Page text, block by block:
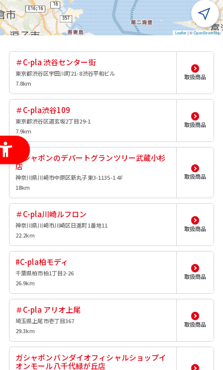
Leaflet |©OpenStreetMap
＃C-pla 渋谷センター街
東京都渋谷区宇田川町21-8渋谷平和ビル
7.8km
取扱商品
＃C-pla渋谷109
東京都渋谷区道玄坂2丁目29-1
7.9km
取扱商品
ガシャポンのデパートグランツリー武蔵小杉
店
神奈川県川崎市中原区新丸子東3-1135-1 4F
18km
取扱商品
＃C-pla川崎ルフロン
神奈川県川崎市川崎区日進町1番地11
22.2km
取扱商品
#C-pla柏モディ
千葉県柏市柏1丁目2-26
26.9km
取扱商品
＃C-pla アリオ上尾
埼玉県上尾市壱丁目367
29.3km
取扱商品
ガシャポンバンダイオフィシャルショップイ
オンモール八千代緑が丘店